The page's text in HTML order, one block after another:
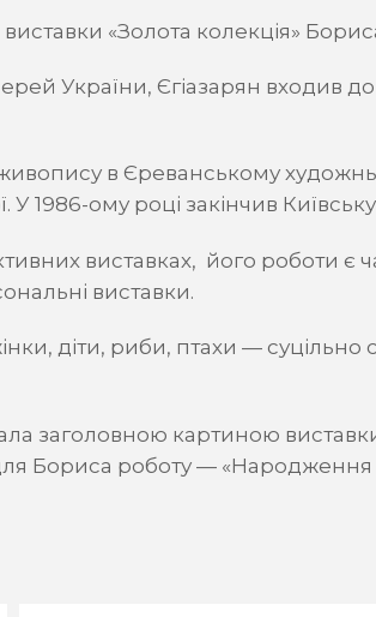
«Золота колекція»
України, Єгіазарян входив
в Єреванському
У 1986-ому році закінчив
виставках, його роботи є
виставки.
діти, риби, птахи — суцільно
заголовною картиною
Бориса роботу — «Народження